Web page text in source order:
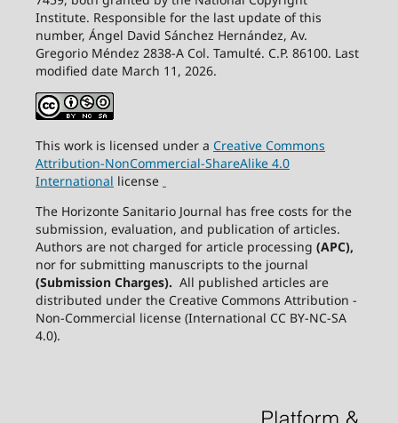
Institute. Responsible for the last update of this
number, Ángel David Sánchez Hernández, Av.
Gregorio Méndez 2838-A Col. Tamulté. C.P. 86100. Last
modified date March 11, 2026.
This work is licensed under a Creative Commons
Attribution-NonCommercial-ShareAlike4.0
International license
The Horizonte Sanitario Journal has free costs for the
submission, evaluation, and publication of articles.
Authors are not charged for article processing (APC),
nor for submitting manuscripts to the journal
(Submission Charges). All published articles are
distributed under the Creative Commons Attribution -
Non-Commercial license (International CC BY-NC-SA
4.0).